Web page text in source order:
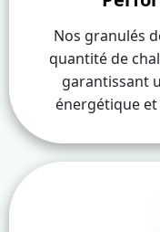
Nos granulés
quantité de
garantissant
énergétique